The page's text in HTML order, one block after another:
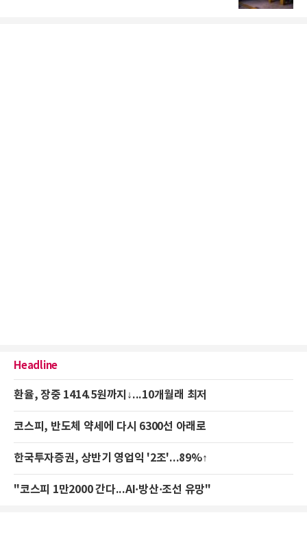
Headline
환율, 장중 1414.5원까지↓...10개월래 최저
코스피, 반도체 약세에 다시 6300선 아래로
한국투자증권, 상반기 영업익 '2조'...89%↑
"코스피 1만2000 간다...AI·방산·조선 유망"